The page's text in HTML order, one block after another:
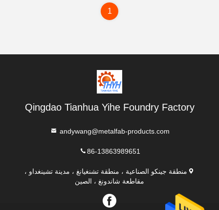
1
Qingdao Tianhua Yihe Foundry Factory
andywang@metalfab-products.com
86-13863989651
منطقة جينكو الصناعية ، منطقة تشنغيانغ ، مدينة تشينغداو ،
مقاطعة شاندونغ ، الصين